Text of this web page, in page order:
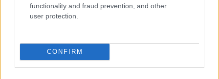
functionality and fraud prevention, and other
user protection.
CONFIRM
imici77
@YNWA: sokallom.